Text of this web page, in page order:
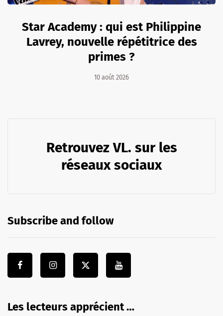
Star Academy : qui est Philippine
Lavrey, nouvelle répétitrice des
primes ?
10 août 2026
Retrouvez VL. sur les
réseaux sociaux
Subscribe and follow
Les lecteurs apprécient …